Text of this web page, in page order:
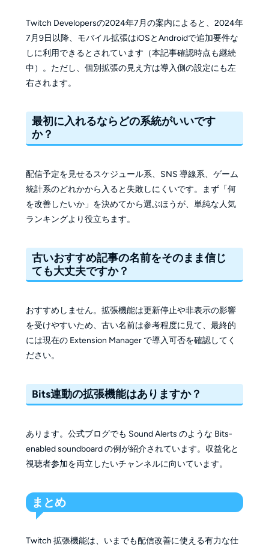
Twitch Developersの2024年7月の案内によると、2024年
7月9日以降、モバイル拡張はiOSとAndroidで追加要件な
しに利用できるとされています（本記事確認時点も継続
中）。ただし、個別拡張の見え方は導入側の設定にも左
右されます。
最初に入れるならどの系統がいいです
か？
配信予定を見せるスケジュール系、SNS 導線系、ゲーム
統計系のどれかから入ると失敗しにくいです。まず「何
を改善したいか」を決めてから選ぶほうが、単純な人気
ランキングより役立ちます。
古いおすすめ記事の名前をそのまま信じ
ても大丈夫ですか？
おすすめしません。拡張機能は更新停止や非表示の影響
を受けやすいため、古い名前は参考程度に見て、最終的
には現在の Extension Manager で導入可否を確認してく
ださい。
Bits連動の拡張機能はありますか？
あります。公式ブログでも Sound Alerts のような Bits-
enabled soundboard の例が紹介されています。収益化と
視聴者参加を両立したいチャンネルに向いています。
まとめ
Twitch 拡張機能は、いまでも配信改善に使える有力な仕